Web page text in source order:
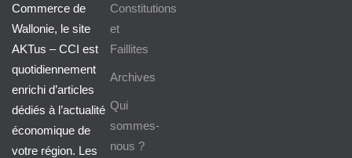
Commerce de
Wallonie, le site
AKTus – CCI est
quotidiennement
enrichi d’articles
dédiés à l’actualité
économique de
votre région. Les
Constitutions
et
Faillites
Archives
Qui
sommes-
nous ?